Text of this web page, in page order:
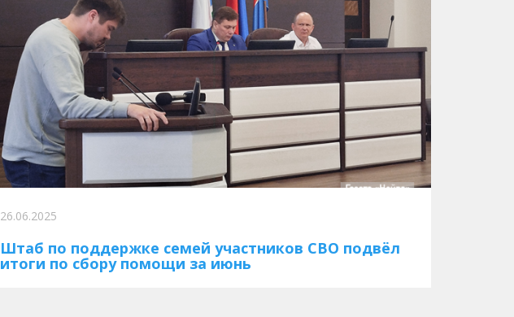
26.06.2025
Штаб по поддержке семей участников СВО подвёл
итоги по сбору помощи за июнь